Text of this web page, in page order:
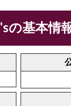
の基本情